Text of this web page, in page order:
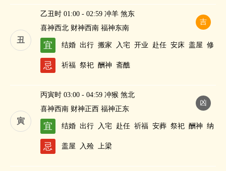
丑
吉
乙丑时 01:00 - 02:59 冲羊 煞东
喜神西北 财神西南 福神东南
宜 结婚 出行 搬家 入宅 开业 赴任 安床 盖屋 修
造
纳财
忌 祈福 祭祀 酬神 斋醮
寅
凶
丙寅时 03:00 - 04:59 冲猴 煞北
喜神西南 财神正西 福神正东
宜 结婚 出行 入宅 赴任 祈福 安葬 祭祀 酬神 纳
财
忌 盖屋 入殓 上梁